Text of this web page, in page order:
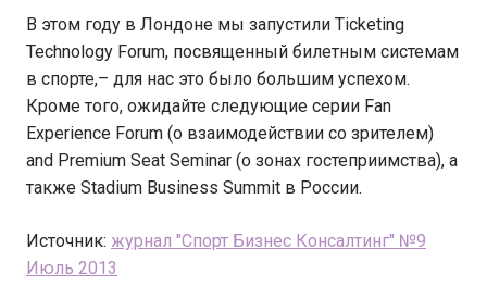
В этом году в Лондоне мы запустили Ticketing
Technology Forum, посвященный билетным системам
в спорте,– для нас это было большим успехом.
Кроме того, ожидайте следующие серии Fan
Experience Forum (о взаимодействии со зрителем)
and Premium Seat Seminar (о зонах гостеприимства), а
также Stadium Business Summit в России.
Источник: журнал "Спорт Бизнес Консалтинг" №9
Июль 2013